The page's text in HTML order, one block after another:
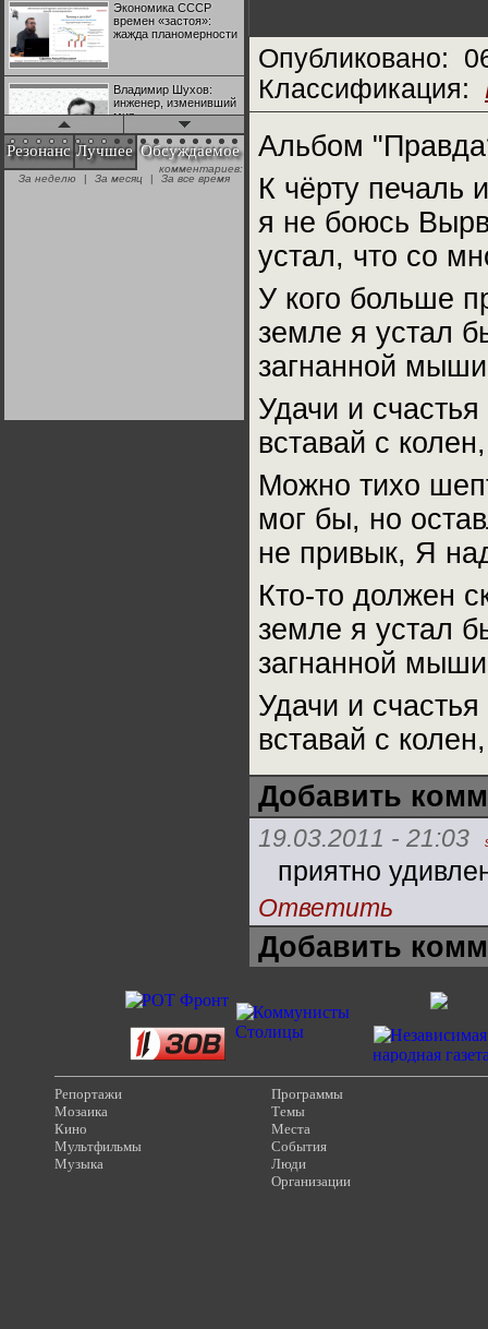
Экономика СССР
времен «застоя»:
жажда планомерности
Владимир Шухов:
инженер, изменивший
мир
"Аркадий Коц" на
эгалите-фесте "Не
Резонанс Лучшее Обсуждаемое
комментариев:
За неделю
| За месяц | За все время
Опубликовано:
Классификация:
Альбом
К чёрту печаль
я не боюсь
устал, что со
У кого больше
земле я устал
загнанной
Удачи и
вставай с
Можно тихо
мог бы, но
не привык, Я
Кто-то должен
земле я устал
загнанной
Удачи и
вставай с
Добавить
19.03.2011 - 21:03
приятно
Ответить
Добавить
Репортажи
Мозаика
Кино
Мультфильмы
Музыка
Программы
Темы
Места
События
Люди
Организации